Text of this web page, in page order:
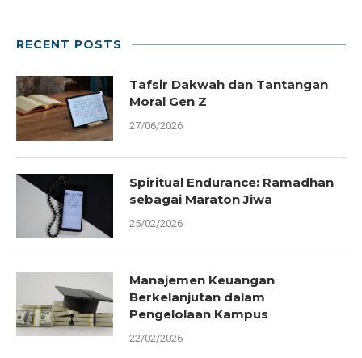
RECENT POSTS
Tafsir Dakwah dan Tantangan
Moral Gen Z
27/06/2026
Spiritual Endurance: Ramadhan
sebagai Maraton Jiwa
25/02/2026
Manajemen Keuangan
Berkelanjutan dalam
Pengelolaan Kampus
22/02/2026